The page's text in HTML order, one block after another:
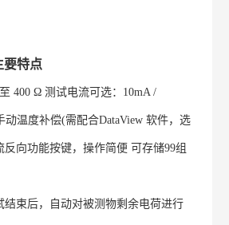
要特点
400 Ω 测试电流可选：10mA /
动温度补偿(需配合DataView 软件，选
反向功能按键，操作简便 可存储99组
束后，自动对被测物剩余电荷进行